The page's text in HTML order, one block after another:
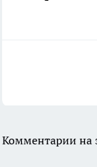
Комментарии на